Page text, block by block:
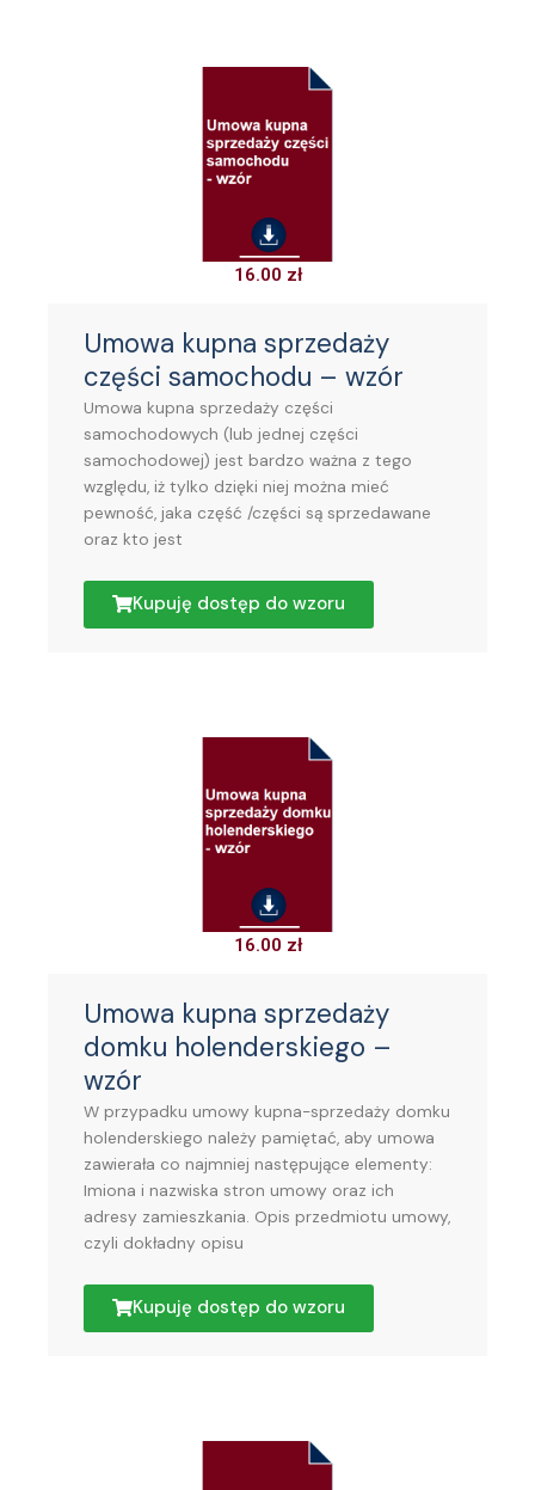
16.00 zł
Umowa kupna sprzedaży
części samochodu – wzór
Umowa kupna sprzedaży części
samochodowych (lub jednej części
samochodowej) jest bardzo ważna z tego
względu, iż tylko dzięki niej można mieć
pewność, jaka część /części są sprzedawane
oraz kto jest
Kupuję dostęp do wzoru
16.00 zł
Umowa kupna sprzedaży
domku holenderskiego –
wzór
W przypadku umowy kupna-sprzedaży domku
holenderskiego należy pamiętać, aby umowa
zawierała co najmniej następujące elementy:
Imiona i nazwiska stron umowy oraz ich
adresy zamieszkania. Opis przedmiotu umowy,
czyli dokładny opisu
Kupuję dostęp do wzoru